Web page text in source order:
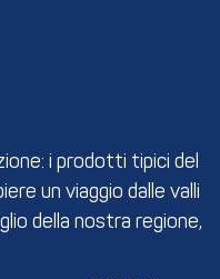
i prodotti tipici del
un viaggio dalle valli
della nostra regione,